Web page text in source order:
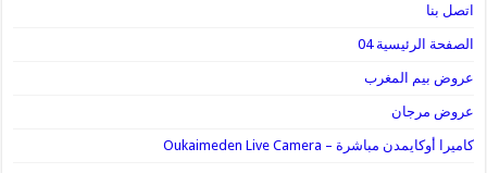
اتصل بنا
الصفحة الرئيسية 04
عروض بيم المغرب
عروض مرجان
كاميرا أوكايمدن مباشرة – Oukaimeden Live Camera